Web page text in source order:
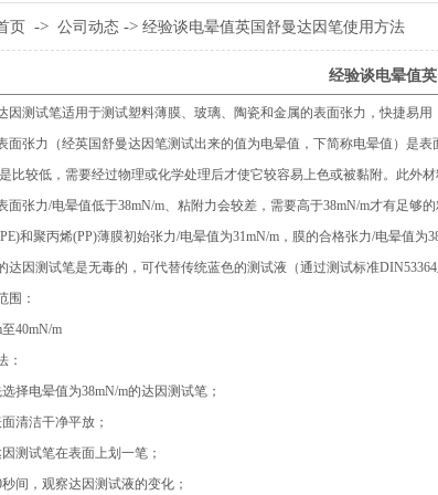
页 -> 公司动态 -> 经验谈电晕值英国舒曼达因笔使用方法
经验谈电晕值
测试笔适用于测试塑料薄膜、玻璃、陶瓷和金属的表面张力，快捷易用
张力（经英国舒曼达因笔测试出来的值为电晕值，下简称电晕值）是表
比较低，需要经过物理或化学处理后才使它较容易上色或被黏附。此外
力/电晕值低于38mN/m、粘附力会较差，需要高于38mN/m才有足够
聚丙烯(PP)薄膜初始张力/电晕值为31mN/m，膜的合格张力/电晕值为
因测试笔是无毒的，可代替传统蓝色的测试液（通过测试标准DIN53364
：
40mN/m
电晕值为38mN/m的达因测试笔；
洁干净平放；
试笔在表面上划一笔；
，观察达因测试液的变化；